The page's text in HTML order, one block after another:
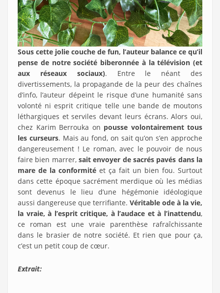
Sous cette jolie couche de fun, l’auteur balance ce qu’il
pense de notre société biberonnée à la télévision (et
aux réseaux sociaux). Entre le néant des
divertissements, la propagande de la peur des chaînes
d’info, l’auteur dépeint le risque d’une humanité sans
volonté ni esprit critique telle une bande de moutons
léthargiques et serviles devant leurs écrans. Alors oui,
chez Karim Berrouka on pousse volontairement tous
les curseurs. Mais au fond, on sait qu’on s’en approche
dangereusement ! Le roman, avec le pouvoir de nous
faire bien marrer, sait envoyer de sacrés pavés dans la
mare de la conformité et ça fait un bien fou. Surtout
dans cette époque sacrément merdique où les médias
sont devenus le lieu d’une hégémonie idéologique
aussi dangereuse que terrifiante. Véritable ode à la vie,
la vraie, à l’esprit critique, à l’audace et à l’inattendu,
ce roman est une vraie parenthèse rafraîchissante
dans le brasier de notre société. Et rien que pour ça,
c’est un petit coup de cœur.
Extrait: